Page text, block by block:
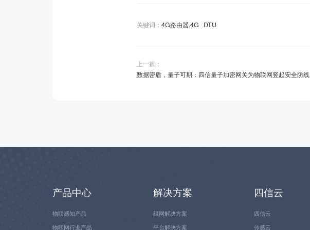
关键词： 4G路由器,4G DTU
上一篇：
数据密盾，量子可期：四信量子加密网关为物联网竖起安全防线
产品中心
物联感知产品
物联网行业产品
解决方案
组网解决方案
平台解决方案
四信云
四信云
传感云